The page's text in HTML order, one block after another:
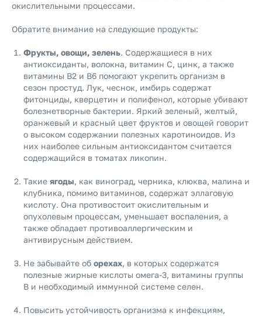
окислительными процессами.
Обратите внимание на следующие продукты:
Фрукты, овощи, зелень. Содержащиеся в них
антиоксиданты, волокна, витамин C, цинк, а также
витамины B2 и B6 помогают укрепить организм в
сезон простуд. Лук, чеснок, имбирь содержат
фитонциды, кверцетин и полифенол, которые убивают
болезнетворные бактерии. Яркий зеленый, желтый,
оранжевый и красный цвет фруктов и овощей говорит
о высоком содержании полезных каротиноидов. Из
них наиболее сильным антиоксидантом считается
содержащийся в томатах ликопин.
Такие ягоды, как виноград, черника, клюква, малина и
клубника, помимо витаминов, содержат эллаговую
кислоту. Она противостоит окислительным и
опухолевым процессам, уменьшает воспаления, а
также обладает противоаллергическим и
антивирусным действием.
Не забывайте об орехах, в которых содержатся
полезные жирные кислоты омега-3, витамины группы
B и необходимый иммунной системе селен.
Повысить устойчивость организма к инфекциям,